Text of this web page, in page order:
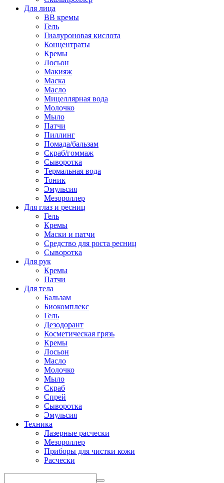
Для лица
BB кремы
Гель
Гиалуроновая кислота
Концентраты
Кремы
Лосьон
Макияж
Маска
Масло
Мицеллярная вода
Молочко
Мыло
Патчи
Пиллинг
Помада/бальзам
Скраб/гоммаж
Сыворотка
Термальная вода
Тоник
Эмульсия
Мезороллер
Для глаз и ресниц
Гель
Кремы
Маски и патчи
Средство для роста ресниц
Сыворотка
Для рук
Кремы
Патчи
Для тела
Бальзам
Биокомплекс
Гель
Дезодорант
Косметическая грязь
Кремы
Лосьон
Масло
Молочко
Мыло
Скраб
Спрей
Сыворотка
Эмульсия
Техника
Лазерные расчески
Мезороллер
Приборы для чистки кожи
Расчески